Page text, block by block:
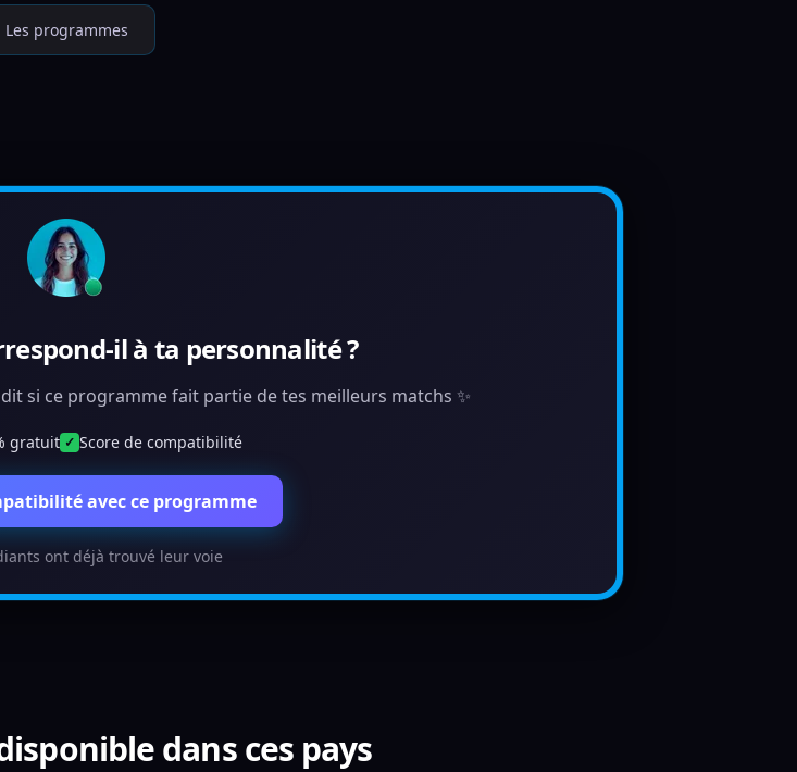
Les programmes
il à ta personnalité ?
si ce programme fait partie de tes meilleurs matchs ✨
gratuit ✓ Score de compatibilité
avec ce programme
ont déjà trouvé leur voie
dans ces pays